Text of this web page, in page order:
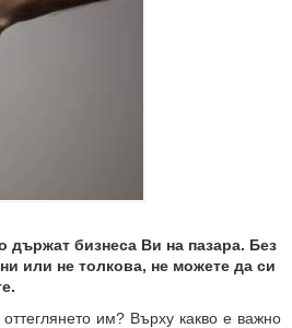
държат бизнеса Ви на пазара. Без
или не толкова, не можете да си
им? Върху какво е важно